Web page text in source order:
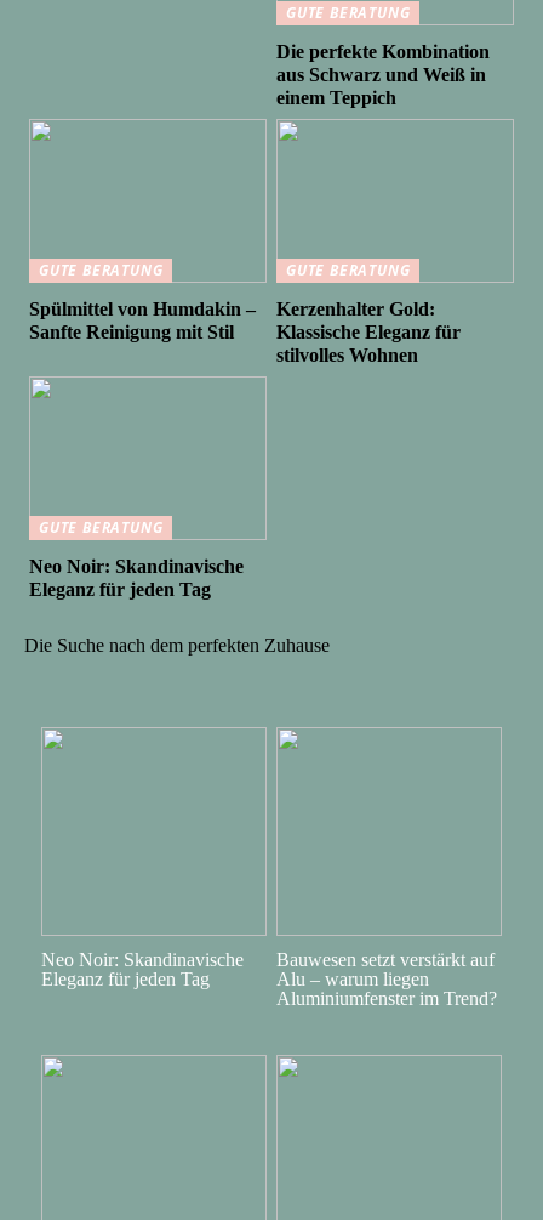
GUTE BERATUNG
Die perfekte Kombination
aus Schwarz und Weiß in
einem Teppich
GUTE BERATUNG
Spülmittel von Humdakin –
Sanfte Reinigung mit Stil
GUTE BERATUNG
Kerzenhalter Gold:
Klassische Eleganz für
stilvolles Wohnen
GUTE BERATUNG
Neo Noir: Skandinavische
Eleganz für jeden Tag
Die Suche nach dem perfekten Zuhause
Neo Noir: Skandinavische
Eleganz für jeden Tag
Bauwesen setzt verstärkt auf
Alu – warum liegen
Aluminiumfenster im Trend?